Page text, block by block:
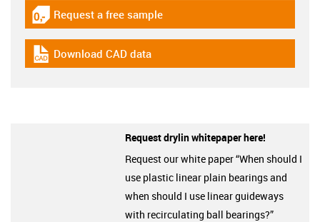
igus-icon-gratismuster
Request a free sample
igus-icon-cad-dateien
Download CAD data
Request drylin whitepaper here!
Request our white paper “When should I
use plastic linear plain bearings and
when should I use linear guideways
with recirculating ball bearings?”